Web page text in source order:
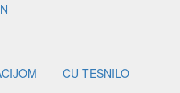
CU TESNILO